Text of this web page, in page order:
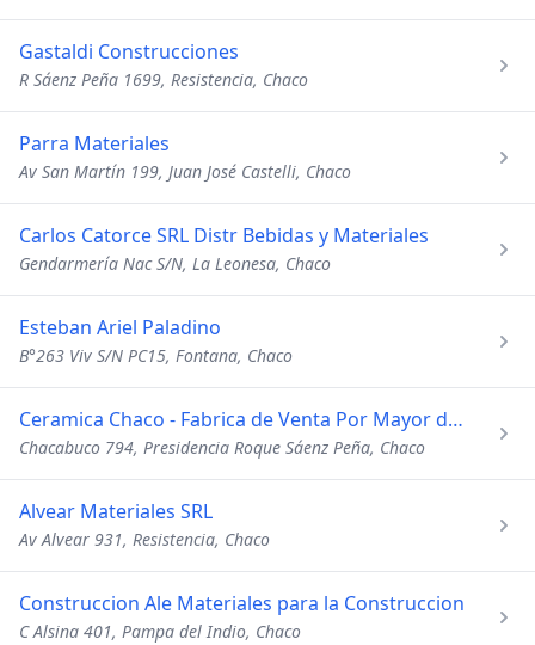
Gastaldi Construcciones
R Sáenz Peña 1699, Resistencia, Chaco
Parra Materiales
Av San Martín 199, Juan José Castelli, Chaco
Carlos Catorce SRL Distr Bebidas y Materiales
Gendarmería Nac S/N, La Leonesa, Chaco
Esteban Ariel Paladino
B°263 Viv S/N PC15, Fontana, Chaco
Ceramica Chaco - Fabrica de Venta Por Mayor de Ladrillos Ce
Chacabuco 794, Presidencia Roque Sáenz Peña, Chaco
Alvear Materiales SRL
Av Alvear 931, Resistencia, Chaco
Construccion Ale Materiales para la Construccion
C Alsina 401, Pampa del Indio, Chaco